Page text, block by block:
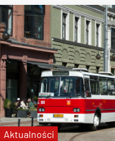
Aktualności